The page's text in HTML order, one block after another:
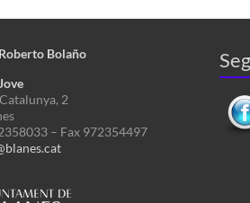
Bolaño
2
– Fax 972354497